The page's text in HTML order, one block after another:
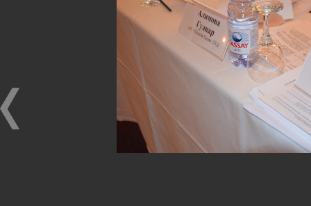
ЭЛЕКТРОННЫЕ СЧЕТА-
ФАКТУРЫ. ВИРТУАЛЬНЫЙ
ЭЛЕКТРОННЫЕ СЧЕТА-ФАКТУРЫ. ВИРТУАЛЬНЫЙ
СКЛАД.
Семинар с КГД и разработчиками